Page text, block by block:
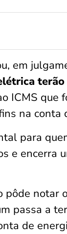
em
ICMS que
na conta
para
e encerra
pôde notar
passa a
de